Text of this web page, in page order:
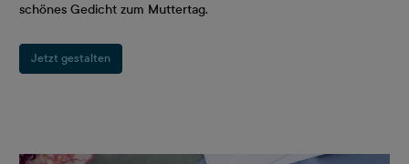
schönes Gedicht zum Muttertag.
Jetzt gestalten